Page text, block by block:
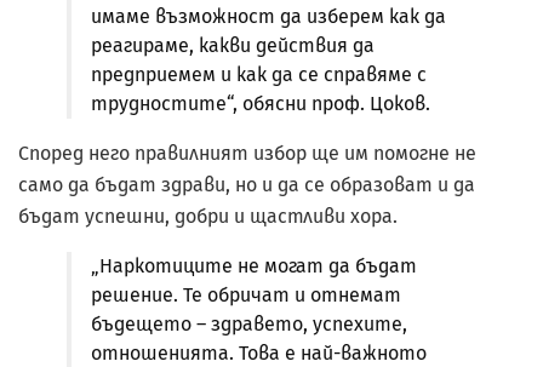
имаме възможност да изберем как да
реагираме, какви действия да
предприемем и как да се справяме с
трудностите“, обясни проф. Цоков.
Според него правилният избор ще им помогне не
само да бъдат здрави, но и да се образоват и да
бъдат успешни, добри и щастливи хора.
„Наркотиците не могат да бъдат
решение. Те обричат и отнемат
бъдещето – здравето, успехите,
отношенията. Това е най-важното